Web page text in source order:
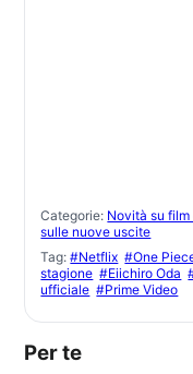
Categorie: Novità su film
sulle nuove uscite
Tag:#Netflix #One
stagione #Eiichiro Oda
ufficiale #Prime Video
Per te